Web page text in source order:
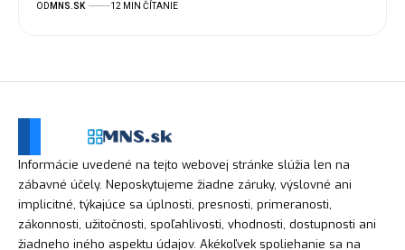
OD MNS.SK 12 MIN ČÍTANIE
Informácie uvedené na tejto webovej stránke slúžia len na
zábavné účely. Neposkytujeme žiadne záruky, výslovné ani
implicitné, týkajúce sa úplnosti, presnosti, primeranosti,
zákonnosti, užitočnosti, spoľahlivosti, vhodnosti, dostupnosti ani
žiadneho iného aspektu údajov. Akékoľvek spoliehanie sa na